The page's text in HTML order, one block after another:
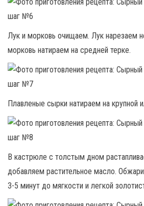
Лук и морковь очищаем. Лук нарезаем
морковь натираем на средней терке.
Плавленые сырки натираем на крупной
В кастрюле с толстым дном
добавляем растительное масло.
3-5 минут до мягкости и легкой